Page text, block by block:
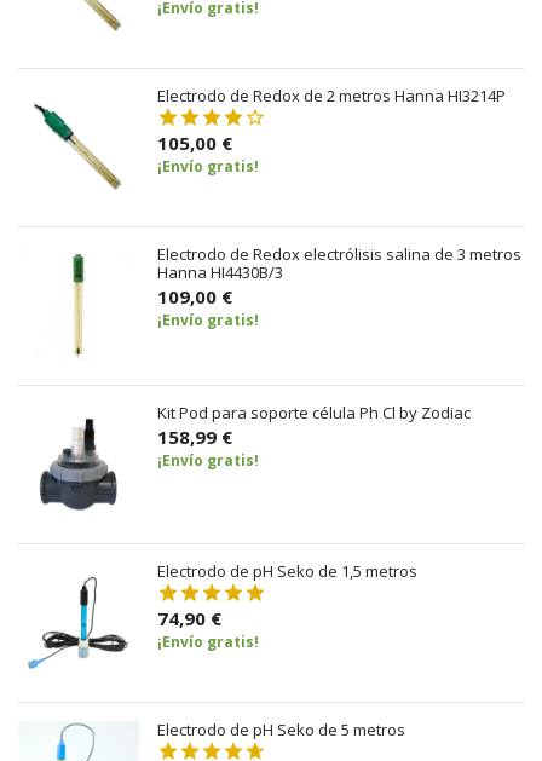
¡Envío gratis!
Electrodo de Redox de 2 metros Hanna HI3214P
105,00 €
¡Envío gratis!
Electrodo de Redox electrólisis salina de 3 metros
Hanna HI4430B/3
109,00 €
¡Envío gratis!
Kit Pod para soporte célula Ph Cl by Zodiac
158,99 €
¡Envío gratis!
Electrodo de pH Seko de 1,5 metros
74,90 €
¡Envío gratis!
Electrodo de pH Seko de 5 metros